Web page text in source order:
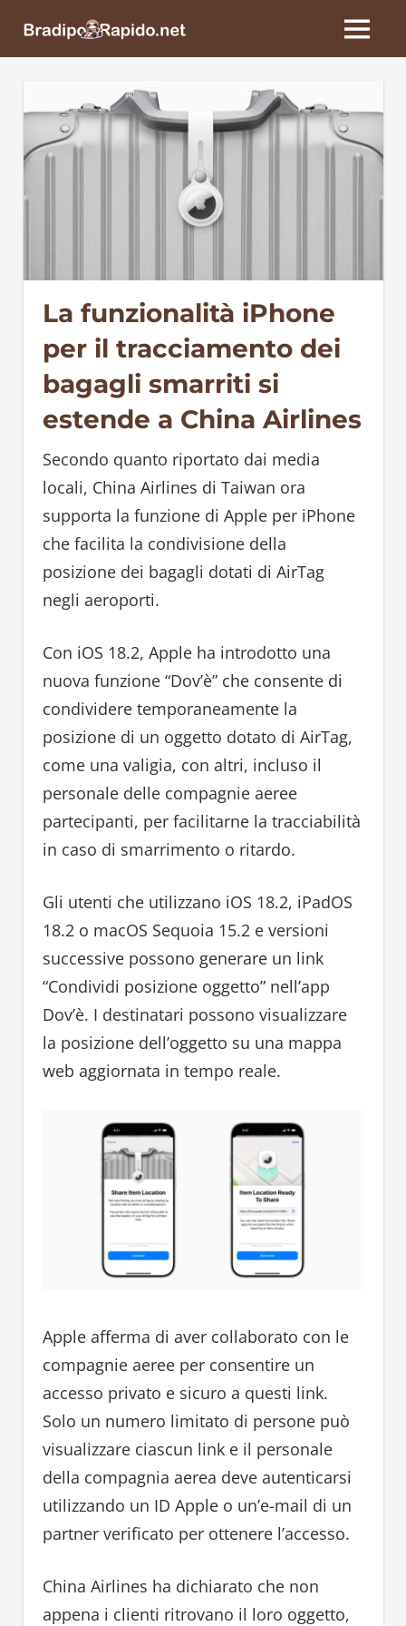
BradipoRapido.net
MENU
La funzionalità iPhone
per il tracciamento dei
bagagli smarriti si
estende a China Airlines
Secondo quanto riportato dai media
locali, China Airlines di Taiwan ora
supporta la funzione di Apple per iPhone
che facilita la condivisione della
posizione dei bagagli dotati di AirTag
negli aeroporti.
Con iOS 18.2, Apple ha introdotto una
nuova funzione “Dov’è” che consente di
condividere temporaneamente la
posizione di un oggetto dotato di AirTag,
come una valigia, con altri, incluso il
personale delle compagnie aeree
partecipanti, per facilitarne la tracciabilità
in caso di smarrimento o ritardo.
Gli utenti che utilizzano iOS 18.2, iPadOS
18.2 o macOS Sequoia 15.2 e versioni
successive possono generare un link
“Condividi posizione oggetto” nell’app
Dov’è. I destinatari possono visualizzare
la posizione dell’oggetto su una mappa
web aggiornata in tempo reale.
Apple afferma di aver collaborato con le
compagnie aeree per consentire un
accesso privato e sicuro a questi link.
Solo un numero limitato di persone può
visualizzare ciascun link e il personale
della compagnia aerea deve autenticarsi
utilizzando un ID Apple o un’e-mail di un
partner verificato per ottenere l’accesso.
China Airlines ha dichiarato che non
appena i clienti ritrovano il loro oggetto,